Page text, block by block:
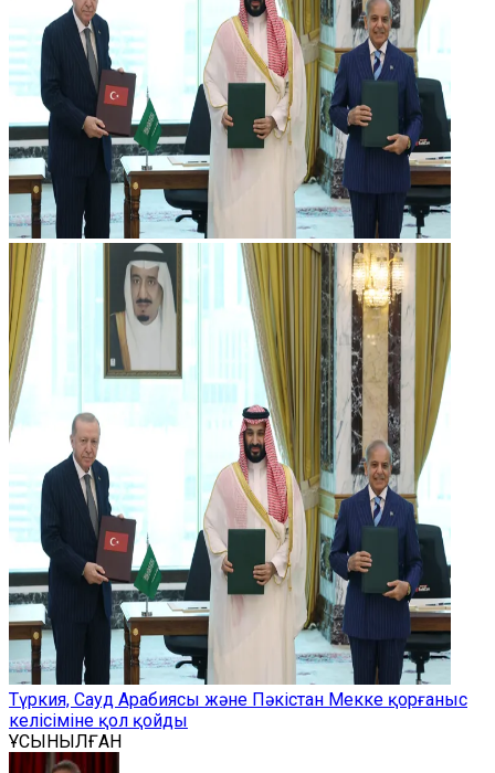
Түркия, Сауд Арабиясы және Пәкістан Мекке қорғаныс
келісіміне қол қойды
ҰСЫНЫЛҒАН